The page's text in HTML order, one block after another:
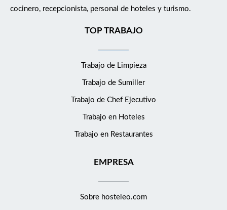
cocinero, recepcionista, personal de hoteles y turismo.
TOP TRABAJO
Trabajo de Limpieza
Trabajo de Sumiller
Trabajo de Chef Ejecutivo
Trabajo en Hoteles
Trabajo en Restaurantes
EMPRESA
Sobre hosteleo.com